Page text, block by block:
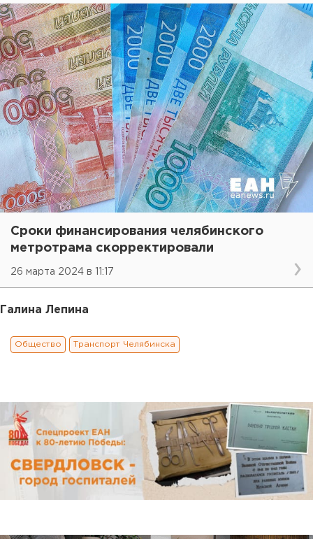
Сроки финансирования челябинского
метротрама скорректировали
26 марта 2024 в 11:17
Галина Лепина
Общество Транспорт Челябинска